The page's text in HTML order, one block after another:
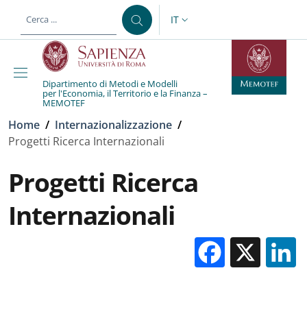
al contenuto principale
SELETTORE LINGUA:
IT
Dipartimento di Metodi e Modelli
per l'Economia, il Territorio e la Finanza –
MEMOTEF
Briciole di pane
Home / Internazionalizzazione /
Progetti Ricerca Internazionali
Progetti Ricerca
Internazionali
X